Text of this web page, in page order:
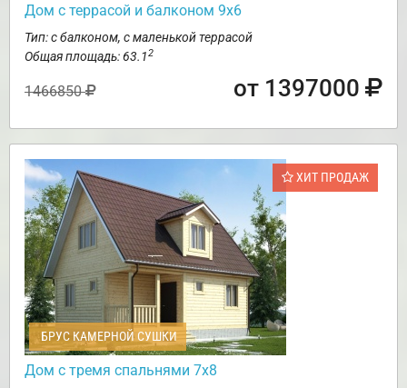
Дом с террасой и балконом 9х6
Тип: с балконом, с маленькой террасой
Общая площадь: 63.12
1466850 от 1397000
ХИТ ПРОДАЖ
БРУС КАМЕРНОЙ СУШКИ
Дом с тремя спальнями 7х8